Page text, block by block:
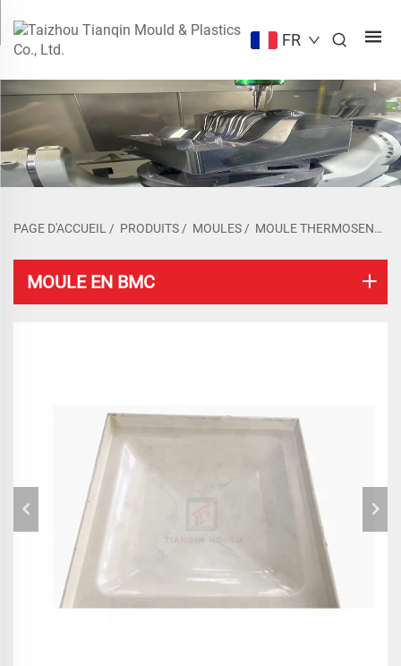
FR
PAGE D'ACCUEIL / PRODUITS / MOULES / MOULE THERMOSENSIBLE
MOULE EN BMC